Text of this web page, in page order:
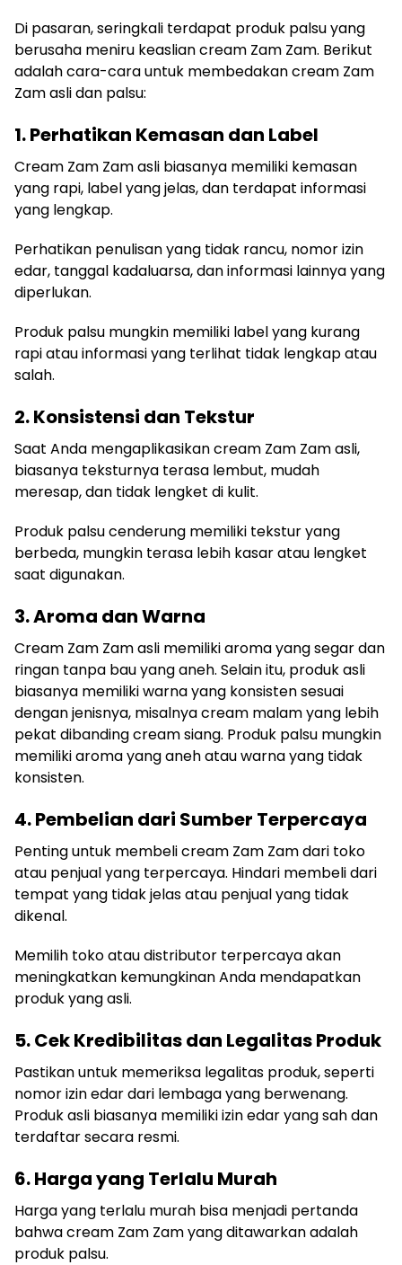
Di pasaran, seringkali terdapat produk palsu yang
berusaha meniru keaslian cream Zam Zam. Berikut
adalah cara-cara untuk membedakan cream Zam
Zam asli dan palsu:
1. Perhatikan Kemasan dan Label
Cream Zam Zam asli biasanya memiliki kemasan
yang rapi, label yang jelas, dan terdapat informasi
yang lengkap.
Perhatikan penulisan yang tidak rancu, nomor izin
edar, tanggal kadaluarsa, dan informasi lainnya yang
diperlukan.
Produk palsu mungkin memiliki label yang kurang
rapi atau informasi yang terlihat tidak lengkap atau
salah.
2. Konsistensi dan Tekstur
Saat Anda mengaplikasikan cream Zam Zam asli,
biasanya teksturnya terasa lembut, mudah
meresap, dan tidak lengket di kulit.
Produk palsu cenderung memiliki tekstur yang
berbeda, mungkin terasa lebih kasar atau lengket
saat digunakan.
3. Aroma dan Warna
Cream Zam Zam asli memiliki aroma yang segar dan
ringan tanpa bau yang aneh. Selain itu, produk asli
biasanya memiliki warna yang konsisten sesuai
dengan jenisnya, misalnya cream malam yang lebih
pekat dibanding cream siang. Produk palsu mungkin
memiliki aroma yang aneh atau warna yang tidak
konsisten.
4. Pembelian dari Sumber Terpercaya
Penting untuk membeli cream Zam Zam dari toko
atau penjual yang terpercaya. Hindari membeli dari
tempat yang tidak jelas atau penjual yang tidak
dikenal.
Memilih toko atau distributor terpercaya akan
meningkatkan kemungkinan Anda mendapatkan
produk yang asli.
5. Cek Kredibilitas dan Legalitas Produk
Pastikan untuk memeriksa legalitas produk, seperti
nomor izin edar dari lembaga yang berwenang.
Produk asli biasanya memiliki izin edar yang sah dan
terdaftar secara resmi.
6. Harga yang Terlalu Murah
Harga yang terlalu murah bisa menjadi pertanda
bahwa cream Zam Zam yang ditawarkan adalah
produk palsu.